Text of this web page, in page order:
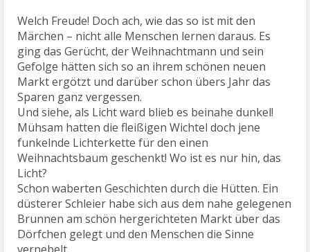
Welch Freude! Doch ach, wie das so ist mit den
Märchen – nicht alle Menschen lernen daraus. Es
ging das Gerücht, der Weihnachtmann und sein
Gefolge hätten sich so an ihrem schönen neuen
Markt ergötzt und darüber schon übers Jahr das
Sparen ganz vergessen.
Und siehe, als Licht ward blieb es beinahe dunkel!
Mühsam hatten die fleißigen Wichtel doch jene
funkelnde Lichterkette für den einen
Weihnachtsbaum geschenkt! Wo ist es nur hin, das
Licht?
Schon waberten Geschichten durch die Hütten. Ein
düsterer Schleier habe sich aus dem nahe gelegenen
Brunnen am schön hergerichteten Markt über das
Dörfchen gelegt und den Menschen die Sinne